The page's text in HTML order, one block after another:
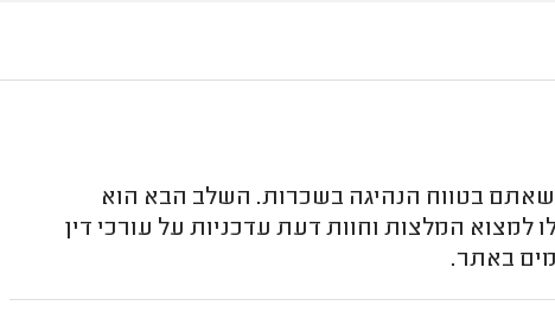
בטווח הנהיגה בשכרות. השלב הבא הוא
המלצות וחוות דעת עדכניות על עורכי דין
באתר.